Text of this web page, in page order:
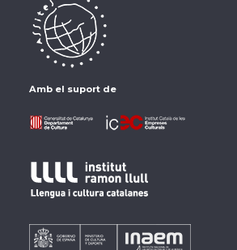
Amb el suport de